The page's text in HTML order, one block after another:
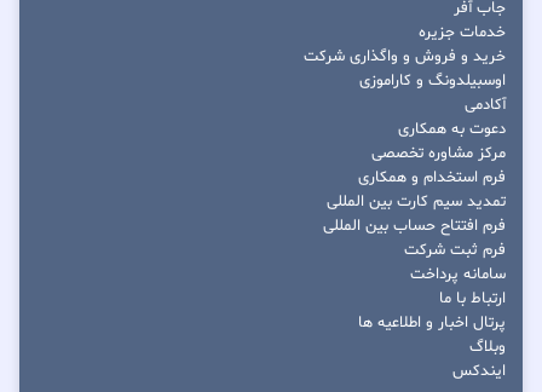
جاب آفر
خدمات جزیره
خرید و فروش و واگذاری شرکت
اوسبیلدونگ و کاراموزی
آکادمی
دعوت به همکاری
مرکز مشاوره تخصصی
فرم استخدام و همکاری
تمدید سیم کارت بین المللی
فرم افتتاح حساب بین المللی
فرم ثبت شرکت
سامانه پرداخت
ارتباط با ما
پرتال اخبار و اطلاعیه ها
وبلاگ
ایندکس